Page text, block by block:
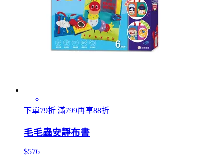
下單79折 滿799再享88折
毛毛蟲安靜布書
$576